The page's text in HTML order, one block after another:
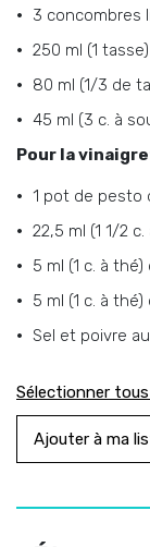
3 concombres
250 ml (1
80 ml (1/3 de
45 ml (3 c. à
Pour la
1 pot de pesto
22,5 ml (1 1/2
5 ml (1 c. à thé)
5 ml (1 c. à
Sel et poivre
Sélectionner
Ajouter à ma